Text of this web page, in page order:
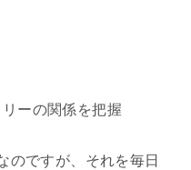
ーの関係を把握
のですが、それを毎日